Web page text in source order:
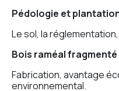
Pédologie et
Le sol, la
Bois raméal fragmenté
Fabrication, avantage
environnemental.